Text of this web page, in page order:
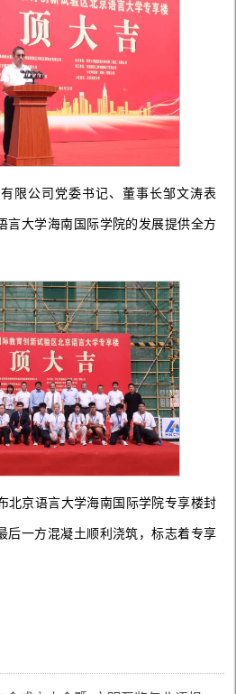
限公司党委书记、董事长邹文涛表
言大学海南国际学院的发展提供全方
北京语言大学海南国际学院专享楼封
后一方混凝土顺利浇筑，标志着专享